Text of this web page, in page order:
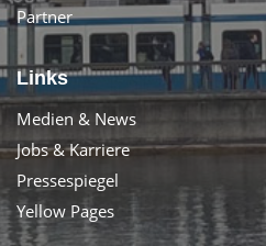
Partner
Links
Medien & News
Jobs & Karriere
Pressespiegel
Yellow Pages